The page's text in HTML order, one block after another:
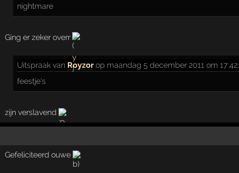
nightmare
Ging er zeker overr
Uitspraakvan Royzorop maandag 5 december 2011 om 17:42:
feestje's
zijn verslavend
Gefeliciteerd ouwe